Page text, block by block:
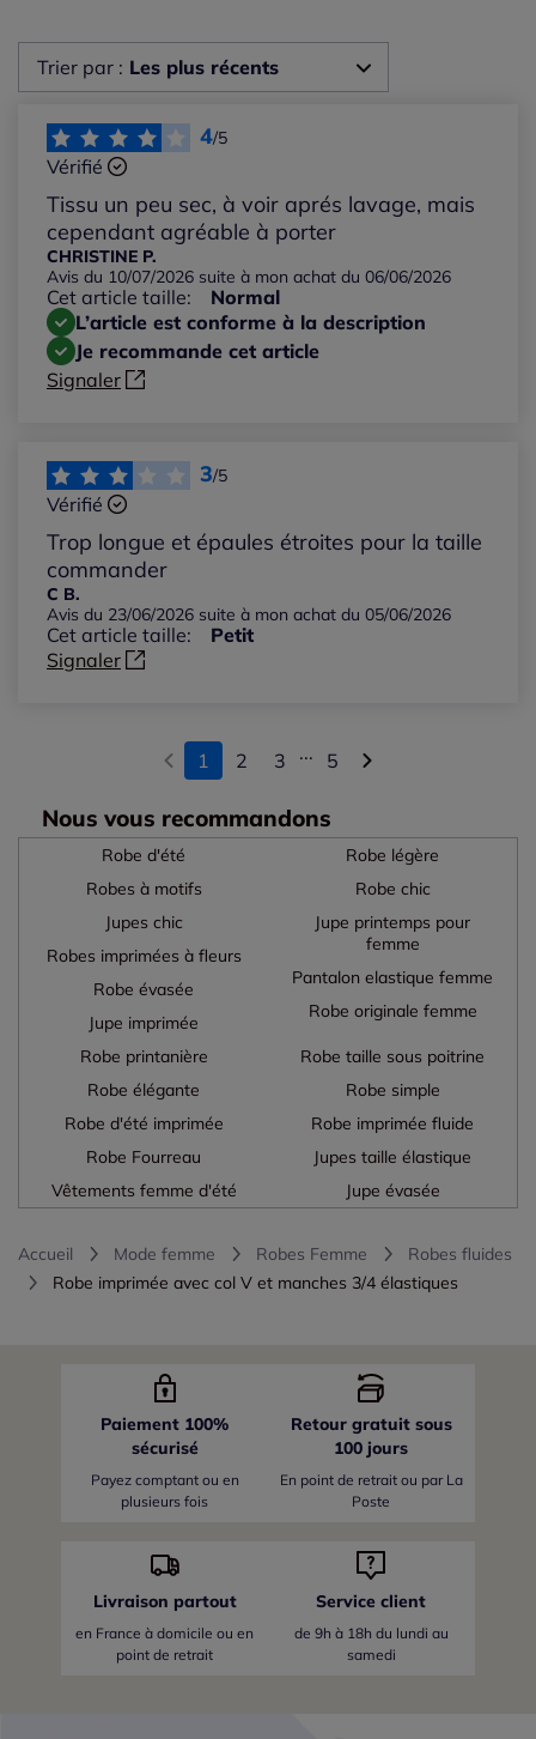
Trier par : Les plus récents
Les plus récents
Notes les plus élevées
Notes les plus basses
4/5
Vérifié
Tissu un peu sec, à voir aprés lavage, mais
cependant agréable à porter
CHRISTINE P.
Avis du 10/07/2026 suite à mon achat du 06/06/2026
Cet article taille:
Normal
L’article est conforme à la description
Je recommande cet article
Signaler
3/5
Vérifié
Trop longue et épaules étroites pour la taille
commander
C B.
Avis du 23/06/2026 suite à mon achat du 05/06/2026
Cet article taille:
Petit
Signaler
1 2 3 ... 5
Nous vous recommandons
Robe d'été
Robes à motifs
Jupes chic
Robes imprimées à fleurs
Robe évasée
Jupe imprimée
Robe légère
Robe chic
Jupe printemps pour
femme
Pantalon elastique femme
Robe originale femme
Robe printanière
Robe élégante
Robe d'été imprimée
Robe Fourreau
Vêtements femme d'été
Robe taille sous poitrine
Robe simple
Robe imprimée fluide
Jupes taille élastique
Jupe évasée
Accueil Mode femme Robes Femme
Robes fluides
Robe imprimée avec col V et manches 3/4 élastiques
Paiement 100%
sécurisé
Payez comptant ou en
plusieurs fois
Retour gratuit sous
100 jours
En point de retrait ou par La
Poste
Livraison partout
en France à domicile ou en
point de retrait
Service client
de 9h à 18h du lundi au
samedi